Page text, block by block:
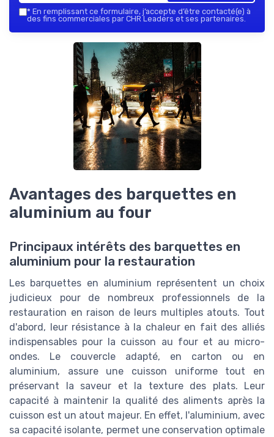
* En remplissant ce formulaire, j’accepte d’être contacté(e) à
des fins commerciales par CHR Leaders et ses partenaires.
Avantages des barquettes en
aluminium au four
Principaux intérêts des barquettes en
aluminium pour la restauration
Les barquettes en aluminium représentent un choix
judicieux pour de nombreux professionnels de la
restauration en raison de leurs multiples atouts. Tout
d'abord, leur résistance à la chaleur en fait des alliés
indispensables pour la cuisson au four et au micro-
ondes. Le couvercle adapté, en carton ou en
aluminium, assure une cuisson uniforme tout en
préservant la saveur et la texture des plats. Leur
capacité à maintenir la qualité des aliments après la
cuisson est un atout majeur. En effet, l'aluminium, avec
sa capacité isolante, permet une conservation optimale